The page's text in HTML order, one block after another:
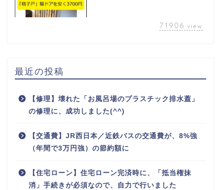
71906 view
最近の投稿
【修理】壊れた「お風呂場のプラスチック排水蓋」
の修理に、成功しました(^^)
【交通費】JR西日本／近鉄バスの交通費が、8%強
（年間で3万円強）の節約額に
【住宅ローン】住宅ローン完済時に、「抵当権抹
消」手続きが必須なので、自力で行いました